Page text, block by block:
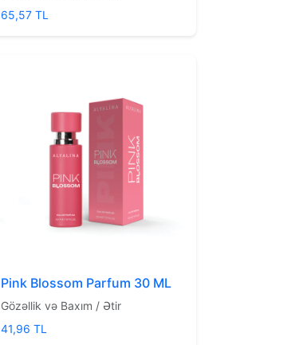
65,57 TL
Pink Blossom Parfum 30 ML
Gözəllik və Baxım / Ətir
41,96 TL